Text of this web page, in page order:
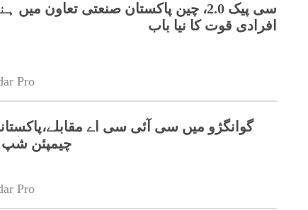
سی پیک 2.0، چین پاکستان صنعتی تعاون میں
افرادی قوت کا نیا باب
Pro
گوانگژو میں سی آئی سی اے
چیمپئن
Pro